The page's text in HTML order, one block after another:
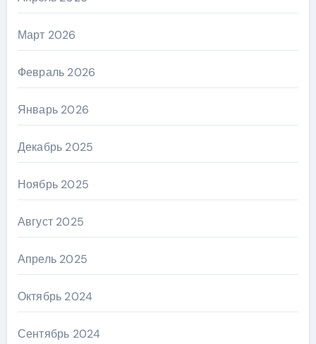
Март 2026
Февраль 2026
Январь 2026
Декабрь 2025
Ноябрь 2025
Август 2025
Апрель 2025
Октябрь 2024
Сентябрь 2024